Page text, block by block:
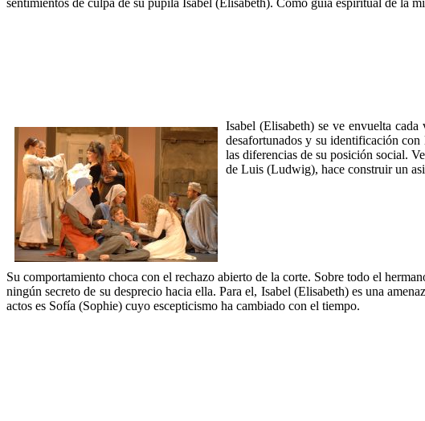
sentimientos de culpa de su pupila Isabel (Elisabeth). Como guía espiritual de la
Isabel (Elisabeth) se ve envuelta
desafortunados y su identificación con
las diferencias de su posición social.
de Luis (Ludwig), hace construir un
Su comportamiento choca con el rechazo abierto de la corte. Sobre todo el
ningún secreto de su desprecio hacia ella. Para el, Isabel (Elisabeth) es una
actos es Sofía (Sophie) cuyo escepticismo ha cambiado con el tiempo.